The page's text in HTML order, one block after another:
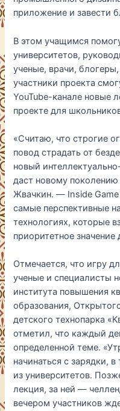
приложение и завести
В этом учащимся
университетов,
ученые, врачи,
участники проекта
YouTube-канале новые
проекте для
«Считаю, что строгие
повод страдать от
новый
даст новому
Жвачкин. — Inside
самые перспективные
технологиях, которые
приоритетное
Отмечается, что игру
ученые и специалисты
института повышения
образования,
детского технопарка
отметил, что каждый
определенной теме.
начинаться с зарядки,
из университетов.
лекция, за ней —
вечером участников